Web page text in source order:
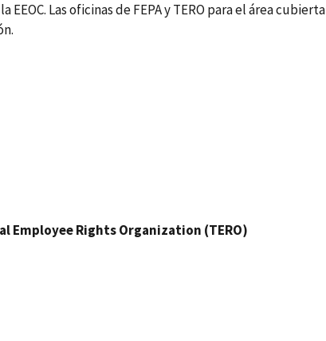
Las oficinas de FEPA y TERO para el área cubierta
Employee Rights Organization (TERO)